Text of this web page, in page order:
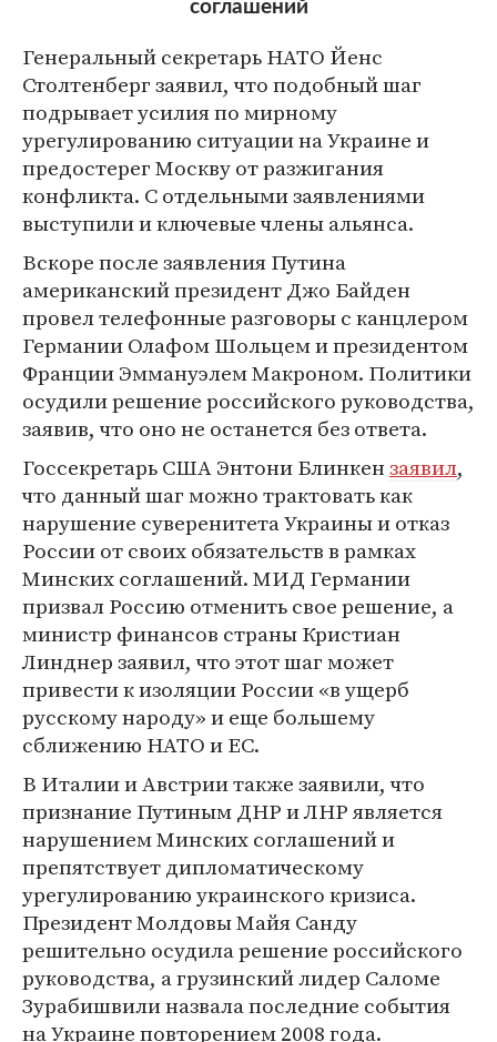
соглашений
Генеральный секретарь НАТО Йенс
Столтенберг заявил, что подобный шаг
подрывает усилия по мирному
урегулированию ситуации на Украине и
предостерег Москву от разжигания
конфликта. С отдельными заявлениями
выступили и ключевые члены альянса.
Вскоре после заявления Путина
американский президент Джо Байден
провел телефонные разговоры с канцлером
Германии Олафом Шольцем и президентом
Франции Эммануэлем Макроном. Политики
осудили решение российского руководства,
заявив, что оно не останется без ответа.
Госсекретарь США Энтони Блинкензаявил,
что данный шаг можно трактовать как
нарушение суверенитета Украины и отказ
России от своих обязательств в рамках
Минских соглашений. МИД Германии
призвал Россию отменить свое решение, а
министр финансов страны Кристиан
Линднер заявил, что этот шаг может
привести к изоляции России «в ущерб
русскому народу» и еще большему
сближению НАТО и ЕС.
В Италии и Австрии также заявили, что
признание Путиным ДНР и ЛНР является
нарушением Минских соглашений и
препятствует дипломатическому
урегулированию украинского кризиса.
Президент Молдовы Майя Санду
решительно осудила решение российского
руководства, а грузинский лидер Саломе
Зурабишвили назвала последние события
на Украине повторением 2008 года.